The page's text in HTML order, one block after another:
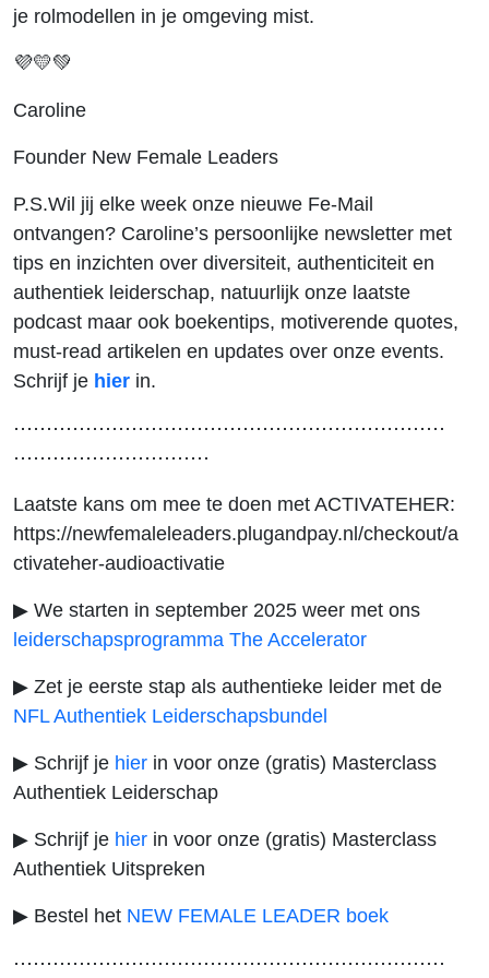
je rolmodellen in je omgeving mist.
💜💛💚
Caroline
Founder New Female Leaders
P.S.Wil jij elke week onze nieuwe Fe-Mail
ontvangen? Caroline’s persoonlijke newsletter met
tips en inzichten over diversiteit, authenticiteit en
authentiek leiderschap, natuurlijk onze laatste
podcast maar ook boekentips, motiverende quotes,
must-read artikelen en updates over onze events.
Schrijf je hier in.
⋯⋯⋯⋯⋯⋯⋯⋯⋯⋯⋯⋯⋯⋯⋯⋯⋯⋯⋯⋯⋯⋯
⋯⋯⋯⋯⋯⋯⋯⋯⋯⋯
Laatste kans om mee te doen met ACTIVATEHER:
https://newfemaleleaders.plugandpay.nl/checkout/a
ctivateher-audioactivatie
▶ We starten in september 2025 weer met ons
leiderschapsprogramma The Accelerator
▶ Zet je eerste stap als authentieke leider met de
NFL Authentiek Leiderschapsbundel
▶ Schrijf je hier in voor onze (gratis) Masterclass
Authentiek Leiderschap
▶ Schrijf je hier in voor onze (gratis) Masterclass
Authentiek Uitspreken
▶ Bestel het NEW FEMALE LEADER boek
⋯⋯⋯⋯⋯⋯⋯⋯⋯⋯⋯⋯⋯⋯⋯⋯⋯⋯⋯⋯⋯⋯